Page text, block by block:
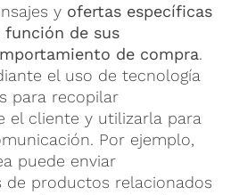
y ofertas específicas
de sus
de compra.
el uso de tecnología
para recopilar
el cliente y utilizarla para
Por ejemplo,
puede enviar
de productos relacionados